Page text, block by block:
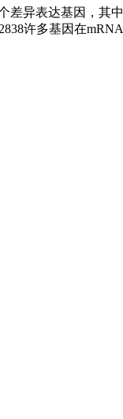
差异表达基因，其中
许多基因在mRNA